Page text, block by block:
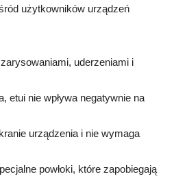
użytkowników urządzeń
uderzeniami i
etui nie wpływa negatywnie na
urządzenia i nie wymaga
powłoki, które zapobiegają